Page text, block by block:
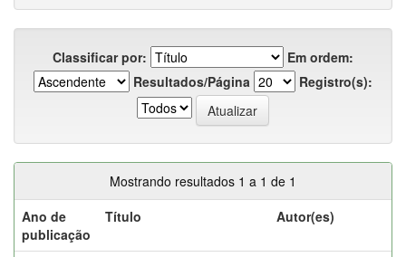
Classificar por:
Em ordem:
Resultados/Página
Registro(s):
Mostrando resultados 1 a 1 de 1
Ano de
publicação
Título Autor(es)